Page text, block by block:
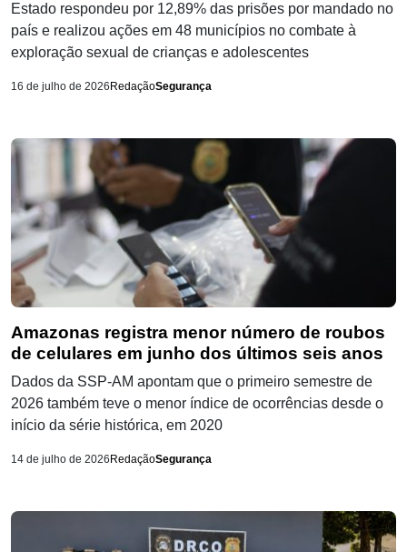
Estado respondeu por 12,89% das prisões por mandado no
país e realizou ações em 48 municípios no combate à
exploração sexual de crianças e adolescentes
16 de julho de 2026 RedaçãoSegurança
Amazonas registra menor número de roubos
de celulares em junho dos últimos seis anos
Dados da SSP-AM apontam que o primeiro semestre de
2026 também teve o menor índice de ocorrências desde o
início da série histórica, em 2020
14 de julho de 2026 RedaçãoSegurança